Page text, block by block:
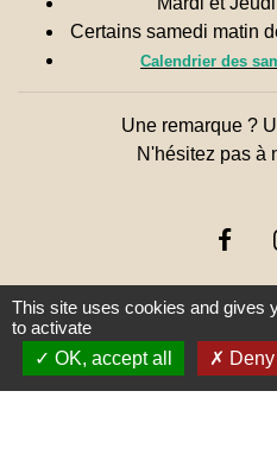
Certains samedi matin
Calendrier des
Une remarque ?
N'hésitez pas
Liens
This site uses cookies and gives
to activate
OK, accept all